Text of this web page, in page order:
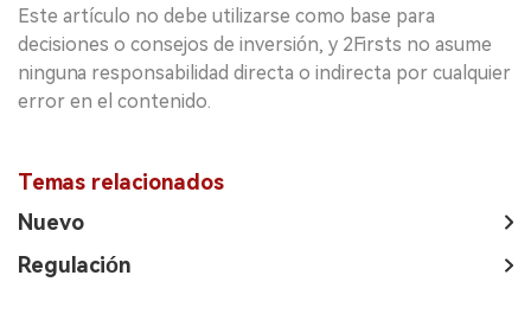
Este artículo no debe utilizarse como base para
decisiones o consejos de inversión, y 2Firsts no asume
ninguna responsabilidad directa o indirecta por cualquier
error en el contenido.
Temas relacionados
Nuevo
Regulación